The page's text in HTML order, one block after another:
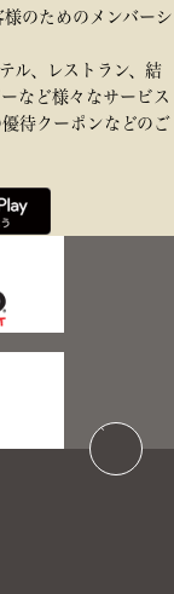
様のためのメンバーシ
ル、レストラン、結
など様々なサービス
待クーポンなどのご